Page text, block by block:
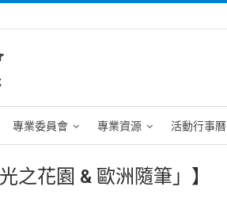
專業委員會 專業資源 活動行事曆
花園 & 歐洲隨筆」】